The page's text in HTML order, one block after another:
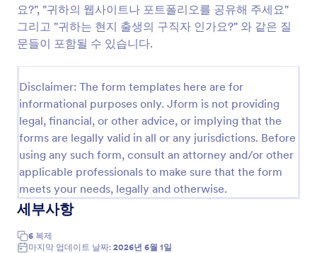
요?", "귀하의 웹사이트나 포트폴리오를 공유해 주세요"
그리고 "귀하는 현지 출생의 구직자 인가요?" 와 같은 질
문들이 포함될 수 있습니다.
Disclaimer: The form templates here are for
informational purposes only. Jform is not providing
legal, financial, or other advice, or implying that the
forms are legally valid in all or any jurisdictions. Before
using any such form, consult an attorney and/or other
applicable professionals to make sure that the form
meets your needs, legally and otherwise.
세부사항
6 복제
마지막 업데이트 날짜: 2026년 6월 1일
이력서 수집 양식